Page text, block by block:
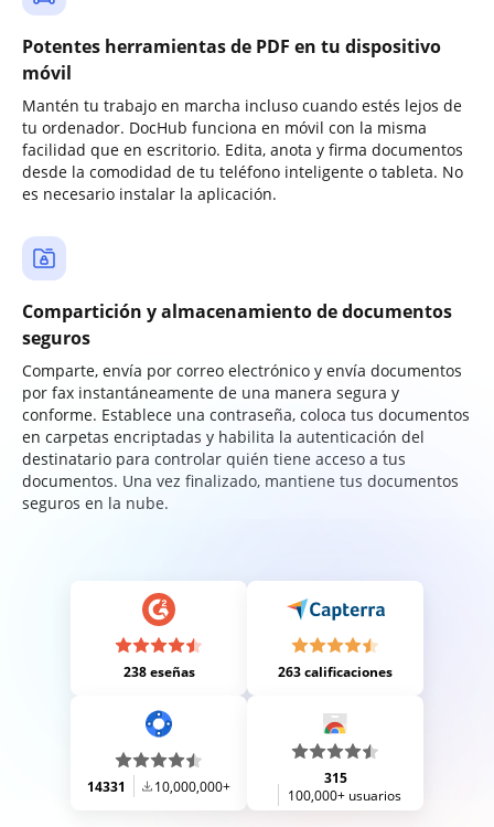
Potentes herramientas de PDF en tu dispositivo
móvil
Mantén tu trabajo en marcha incluso cuando estés lejos de
tu ordenador. DocHub funciona en móvil con la misma
facilidad que en escritorio. Edita, anota y firma documentos
desde la comodidad de tu teléfono inteligente o tableta. No
es necesario instalar la aplicación.
Compartición y almacenamiento de documentos
seguros
Comparte, envía por correo electrónico y envía documentos
por fax instantáneamente de una manera segura y
conforme. Establece una contraseña, coloca tus documentos
en carpetas encriptadas y habilita la autenticación del
destinatario para controlar quién tiene acceso a tus
documentos. Una vez finalizado, mantiene tus documentos
seguros en la nube.
238 eseñas 263 calificaciones
14331 10,000,000+
315
100,000+ usuarios